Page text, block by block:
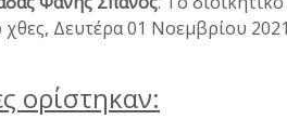
Δευτέρα 01 Νοεμβρίου
ορίστηκαν: